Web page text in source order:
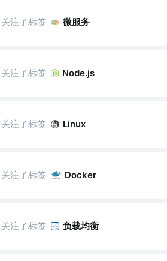
关注了标签 微服务
关注了标签 Node.js
关注了标签 Linux
关注了标签 Docker
关注了标签 负载均衡